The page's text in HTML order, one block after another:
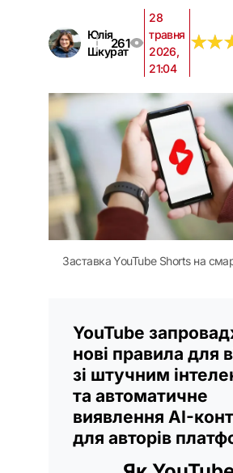
Юлія
Шкурат
261
28
травня
2026,
21:04
★★
★★
Заставка YouTube Shorts на
YouTube
нові правила для
зі штучним
та автоматичне
виявлення AI-
для авторів